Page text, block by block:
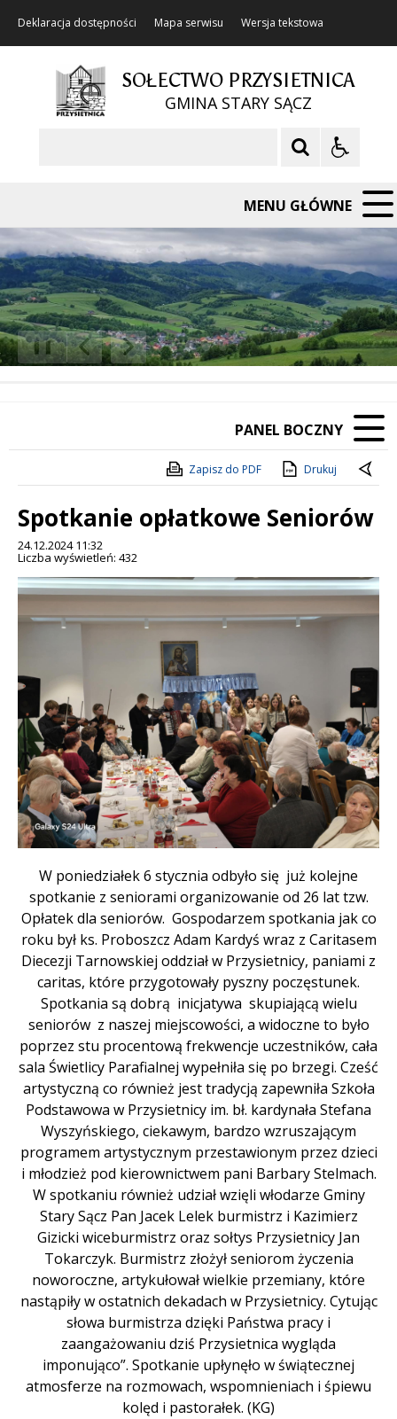
Deklaracja dostępności Mapa serwisu Wersja tekstowa
SOŁECTWO PRZYSIETNICA
GMINA STARY SĄCZ
MENU GŁÓWNE
Poprzedni Element
Następny Element
❚❚
PANEL BOCZNY
Zapisz do PDF Drukuj
Spotkanie opłatkowe Seniorów
24.12.2024 11:32
Liczba wyświetleń: 432
Treść
W poniedziałek 6 stycznia odbyło się już kolejne
spotkanie z seniorami organizowanie od 26 lat tzw.
Opłatek dla seniorów. Gospodarzem spotkania jak co
roku był ks. Proboszcz Adam Kardyś wraz z Caritasem
Diecezji Tarnowskiej oddział w Przysietnicy, paniami z
caritas, które przygotowały pyszny poczęstunek.
Spotkania są dobrą inicjatywa skupiającą wielu
seniorów z naszej miejscowości, a widoczne to było
poprzez stu procentową frekwencje uczestników, cała
sala Świetlicy Parafialnej wypełniła się po brzegi. Cześć
artystyczną co również jest tradycją zapewniła Szkoła
Podstawowa w Przysietnicy im. bł. kardynała Stefana
Wyszyńskiego, ciekawym, bardzo wzruszającym
programem artystycznym przestawionym przez dzieci
i młodzież pod kierownictwem pani Barbary Stelmach.
W spotkaniu również udział wzięli włodarze Gminy
Stary Sącz Pan Jacek Lelek burmistrz i Kazimierz
Gizicki wiceburmistrz oraz sołtys Przysietnicy Jan
Tokarczyk. Burmistrz złożył seniorom życzenia
noworoczne, artykułował wielkie przemiany, które
nastąpiły w ostatnich dekadach w Przysietnicy. Cytując
słowa burmistrza dzięki Państwa pracy i
zaangażowaniu dziś Przysietnica wygląda
imponująco”. Spotkanie upłynęło w świątecznej
atmosferze na rozmowach, wspomnieniach i śpiewu
kolęd i pastorałek. (KG)